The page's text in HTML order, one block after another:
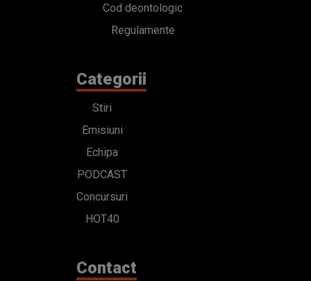
Cod deontologic
Regulamente
Categorii
Stiri
Emisiuni
Echipa
PODCAST
Concursuri
HOT40
Contact